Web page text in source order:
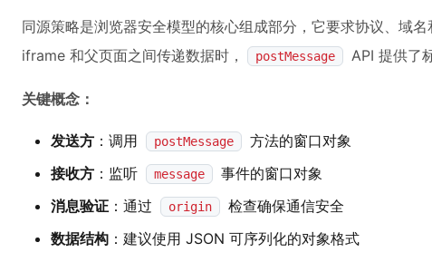
同源策略是浏览器安全模型的核心组成部分，它要求协议、域
iframe 和父页面之间传递数据时，
postMessage API 提供了
关键概念：
发送方 ：调用 postMessage
方法的窗口对象
接收方 ：监听 message
事件的窗口对象
消息验证 ：通过 origin
检查确保通信安全
数据结构 ：建议使用 JSON 可序列化的对象格式